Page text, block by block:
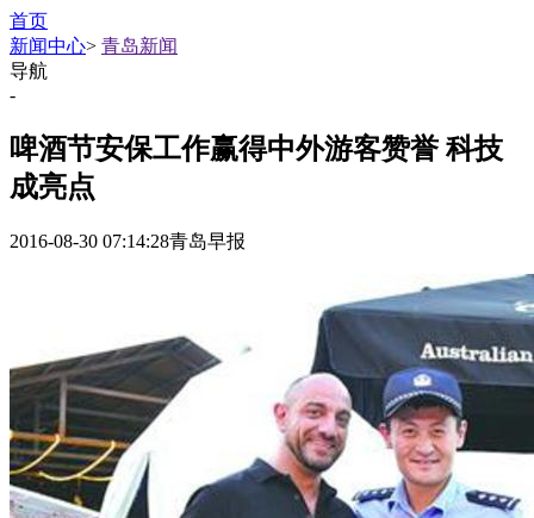
首页
新闻中心> 青岛新闻
导航
-
啤酒节安保工作赢得中外游客赞誉 科技
成亮点
2016-08-30 07:14:28青岛早报